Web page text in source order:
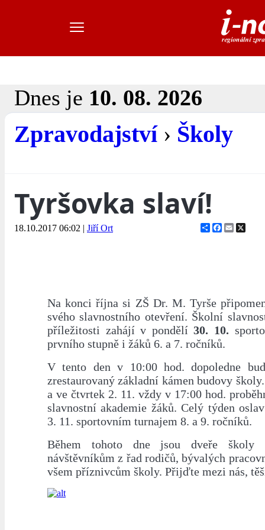
Dnes je 10. 08. 2026
Zpravodajství› Školy
Tyršovka slaví!
18.10.2017 06:02 | Jiří Ort ShareFacebook
Email
Na konci října si ZŠ Dr. M. Tyrše
svého slavnostního otevření. Školní
příležitosti zahájí v pondělí30. 10.
prvního stupně i žáků 6. a 7. ročníků.
V tento den v 10:00 hod. dopoledne
zrestaurovaný základní kámen budovy
a ve čtvrtek 2. 11. vždy v 17:00 hod.
slavnostní akademie žáků. Celý týden
3. 11. sportovním turnajem 8. a 9. ročníků.
Během tohoto dne jsou dveře školy
návštěvníkům z řad rodičů, bývalých
všem příznivcům školy. Přijďte mezi nás,